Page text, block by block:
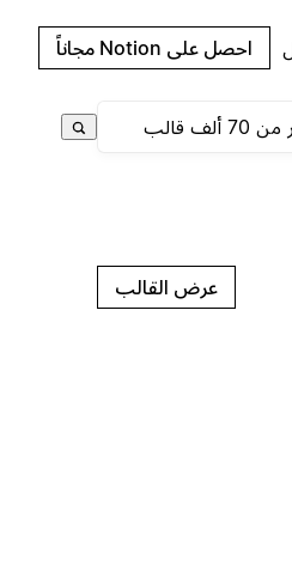
احصل على Notion مجاناً
عرض القالب